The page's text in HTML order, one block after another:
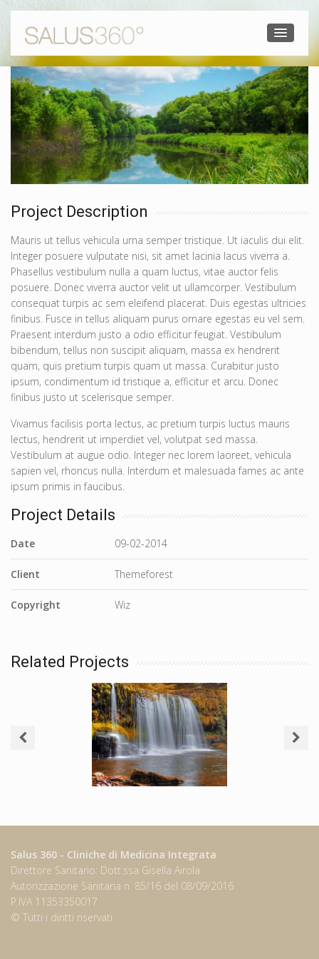
Project Description
Mauris ut tellus vehicula urna semper tristique. Ut iaculis dui elit.
Integer posuere vulputate nisi, sit amet lacinia lacus viverra a.
Phasellus vestibulum nulla a quam luctus, vitae auctor felis
posuere. Donec viverra auctor velit ut ullamcorper. Vestibulum
consequat turpis ac sem eleifend placerat. Duis egestas ultricies
finibus. Fusce in tellus aliquam purus ornare egestas eu vel sem.
Praesent interdum justo a odio efficitur feugiat. Vestibulum
bibendum, tellus non suscipit aliquam, massa ex hendrerit
quam, quis pretium turpis quam ut massa. Curabitur justo
ipsum, condimentum id tristique a, efficitur et arcu. Donec
finibus justo ut scelerisque semper.
Vivamus facilisis porta lectus, ac pretium turpis luctus mauris
lectus, hendrerit ut imperdiet vel, volutpat sed massa.
Vestibulum at augue odio. Integer nec lorem laoreet, vehicula
sapien vel, rhoncus nulla. Interdum et malesuada fames ac ante
ipsum primis in faucibus.
Project Details
Date 09-02-2014
Client Themeforest
Copyright Wiz
Related Projects
Forest Falls
Salus 360 - Cliniche di Medicina Integrata
Direttore Sanitario: Dott.ssa Gisella Airola
Autorizzazione Sanitaria n. 85/16 del 08/09/2016
P.IVA 11353350017
© Tutti i diritti riservati